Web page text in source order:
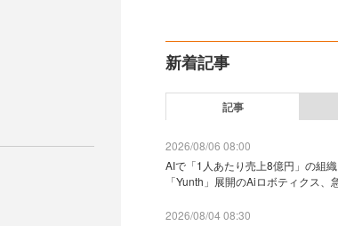
新着記事
記事
2026/08/06 08:00
AIで「1人あたり売上8億円」の組
「Yunth」展開のAiロボティクス、
2026/08/04 08:30